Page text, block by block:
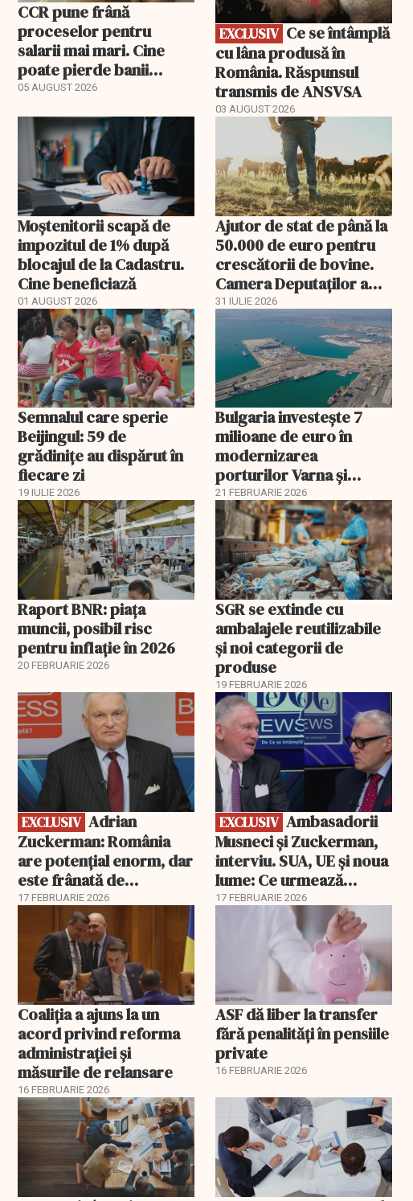
CCR pune frână
proceselor pentru
salarii mai mari. Cine
poate pierde banii
ceruți statului
05 AUGUST 2026
EXCLUSIV
cu lâna produsă în
România. Răspunsul
transmis de ANSVSA
03 AUGUST 2026
Moștenitorii scapă de
impozitul de 1% după
blocajul de la Cadastru.
Cine beneficiază
01 AUGUST 2026
Ajutor de stat de până la
50.000 de euro pentru
crescătorii de bovine.
Camera Deputaților a
aprobat schema
31 IULIE 2026
Semnalul care sperie
Beijingul: 59 de
grădinițe au dispărut în
fiecare zi
19 IULIE 2026
Bulgaria investește 7
milioane de euro în
modernizarea
porturilor Varna și
Burgas
21 FEBRUARIE 2026
Raport BNR: piața
muncii, posibil risc
pentru inflație în 2026
20 FEBRUARIE 2026
SGR se extinde cu
ambalajele reutilizabile
și noi categorii de
produse
19 FEBRUARIE 2026
EXCLUSIV
EXCLUSIV
Zuckerman: România
are potențial enorm, dar
este frânată de
corupție, companii de
stat și influența
propagandei ruse
17 FEBRUARIE 2026
EXCLUSIV
EXCLUSIV Ambasadorii
Musneci și Zuckerman,
interviu. SUA, UE și noua
lume: Ce urmează
pentru România
17 FEBRUARIE 2026
Coaliția a ajuns la un
acord privind reforma
administrației și
măsurile de relansare
16 FEBRUARIE 2026
ASF dă liber la transfer
fără penalități în pensiile
private
16 FEBRUARIE 2026